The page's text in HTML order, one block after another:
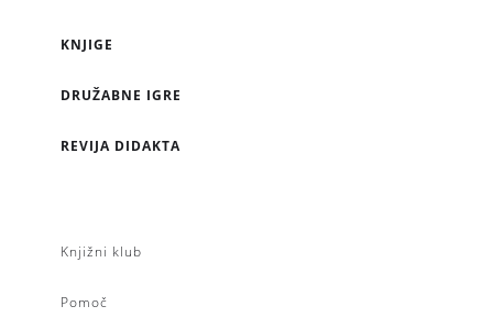
KNJIGE
DRUŽABNE IGRE
REVIJA DIDAKTA
Knjižni klub
Pomoč